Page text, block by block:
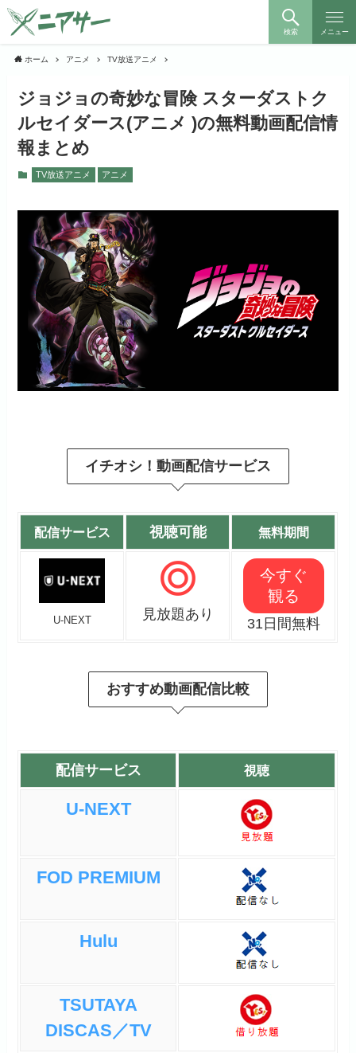
検索 メニュー
ホーム アニメ TV放送アニメ
ジョジョの奇妙な冒険 スターダストク
ルセイダース(アニメ )の無料動画配信情
報まとめ
TV放送アニメ アニメ
イチオシ！動画配信サービス
配信サービス 視聴可能 無料期間
U-NEXT 見放題あり
今すぐ
観る
31日間無料
おすすめ動画配信比較
配信サービス 視聴
U-NEXT
FOD PREMIUM
Hulu
TSUTAYA
DISCAS／TV